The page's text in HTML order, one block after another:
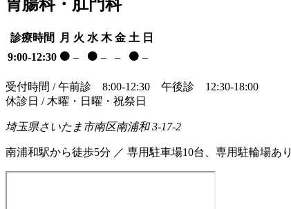
胃腸科・肛門科
診療時間 月 火 水 木 金 土 日
9:00-12:30 ⚫ – ⚫ – – ⚫ –
受付時間 / 午前診 8:00-12:30 午後診 12:30-18:00
休診日 / 木曜・日曜・祝祭日
埼玉県さいたま市南区南浦和 3-17-2
南浦和駅から徒歩5分 ／ 専用駐車場10台、専用駐輪場あり